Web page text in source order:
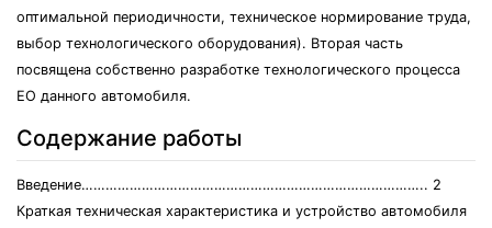
оптимальной периодичности, техническое нормирование труда,
выбор технологического оборудования). Вторая часть
посвящена собственно разработке технологического процесса
ЕО данного автомобиля.
Содержание работы
Введение………………………………………………………………………….. 2
Краткая техническая характеристика и устройство автомобиля